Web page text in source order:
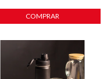
COMPRAR